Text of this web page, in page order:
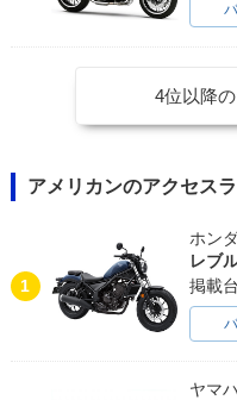
4位以降
アメリカンのアクセス
1
ホン
レブ
掲載
ヤマハ